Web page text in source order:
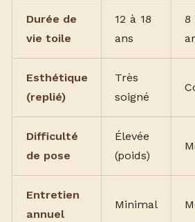
Durée de
vie toile
12 à 18
ans
8
Esthétique
(replié)
Très
soigné
Difficulté
de pose
Élevée
(poids)
Entretien
annuel
Minimal